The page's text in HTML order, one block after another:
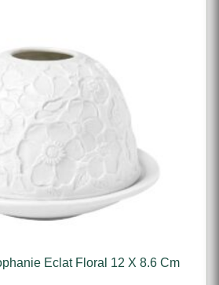
Eclat Floral 12 X 8.6 Cm